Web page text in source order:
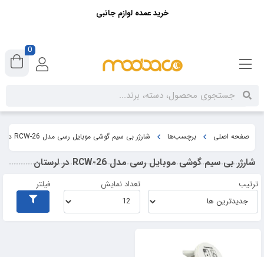
صفحه اصلی برچسب‌ها شارژر بی سیم گوشی موبایل رسی مدل RCW-26 در لرستان
شارژر بی سیم گوشی موبایل رسی مدل RCW-26 در لرستان
ترتیب تعداد نمایش فیلتر
خرید عمده لوازم جانبی
0